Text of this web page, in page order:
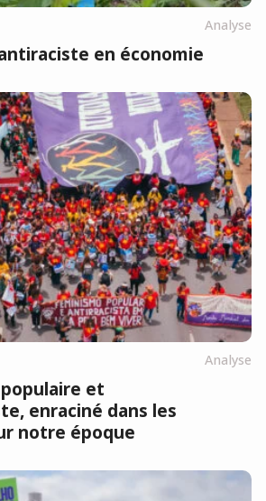
Analyse
en économie
Analyse
et
enraciné dans les
notre époque